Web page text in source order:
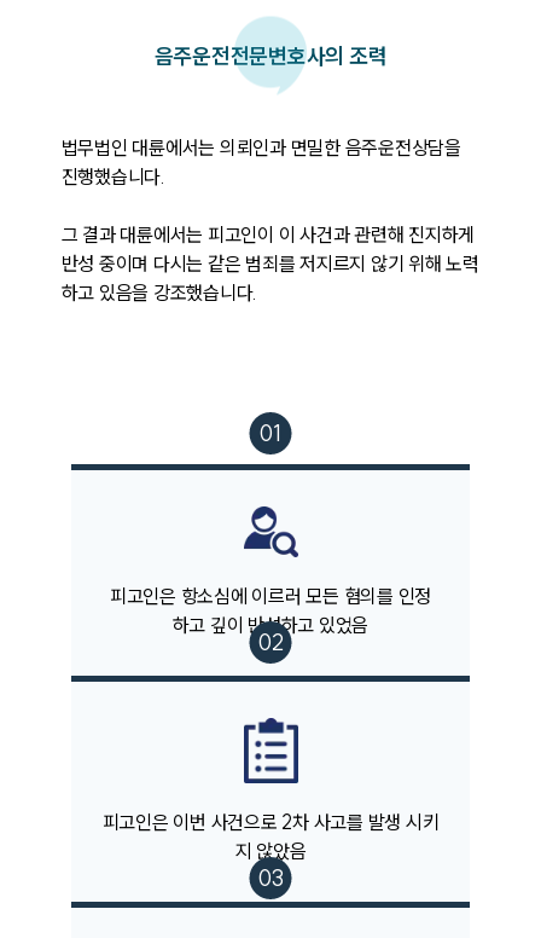
팀소개
팀소개
대륜의 강점
글로벌 파트너 로펌
고객의 소리
통합검색
AI대륜
업무사례
사례분석/최신동향
법률정보
법률지식인
고객후기
음주운전전문변호사의 조력
법무법인 대륜에서는 의뢰인과 면밀한 음주운전상담을
진행했습니다.
그 결과 대륜에서는 피고인이 이 사건과 관련해 진지하게
반성 중이며 다시는 같은 범죄를 저지르지 않기 위해 노력
하고 있음을 강조했습니다.
피고인은 항소심에 이르러 모든 혐의를 인정
하고 깊이 반성하고 있었음
피고인은 이번 사건으로 2차 사고를 발생 시키
지 않았음